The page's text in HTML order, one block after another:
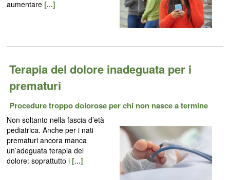
aumentare [...]
Terapia del dolore inadeguata per i
prematuri
Procedure troppo dolorose per chi non nasce a termine
Non soltanto nella fascia d’età
pediatrica. Anche per i nati
prematuri ancora manca
un’adeguata terapia del
dolore: soprattutto i [...]